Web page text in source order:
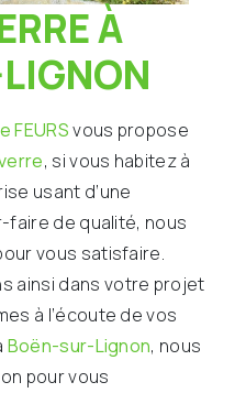
FEURSvous propose
, si vous habitez à
usant d’une
faire de qualité, nous
vous satisfaire.
ainsi dans votre projet
à l’écoute de vos
Boën-sur-Lignon, nous
pour vous